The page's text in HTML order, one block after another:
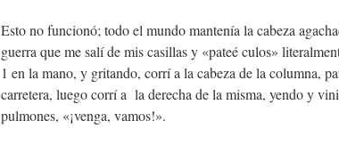
Esto no funcionó; todo el mundo mantenía la cabeza
guerra que me salí de mis casillas y «pateé culos»
1 en la mano, y gritando, corrí a la cabeza de la columna,
carretera, luego corrí a la derecha de la misma, yendo y
pulmones, «¡venga, vamos!».